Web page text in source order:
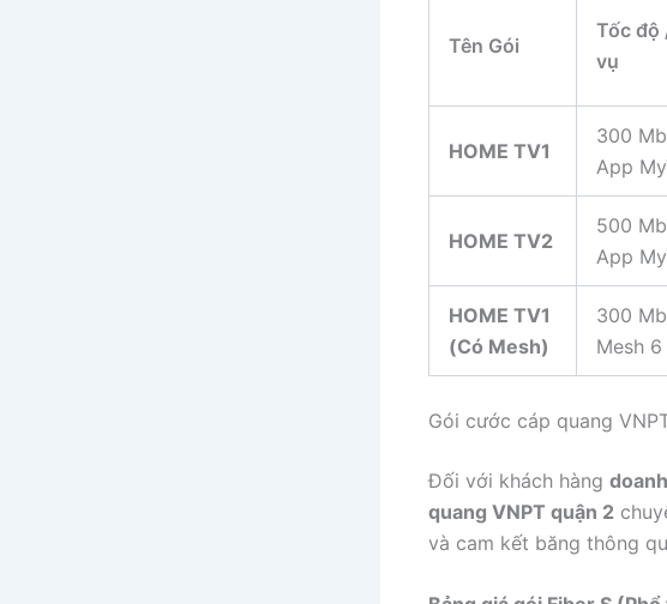
Tên Gói
Tốc độ
vụ
HOME TV1
300
App
HOME TV2
500
App
HOME TV1
(Có Mesh)
300
Mesh
Gói cước cáp quang
Đối với khách hàng
quang VNPT quận 2
và cam kết băng thông